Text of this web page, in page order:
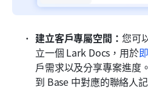
建立客戶專屬空間： 您可
立一個 Lark Docs，用於
戶需求以及分享專案進度
到 Base 中對應的聯絡人